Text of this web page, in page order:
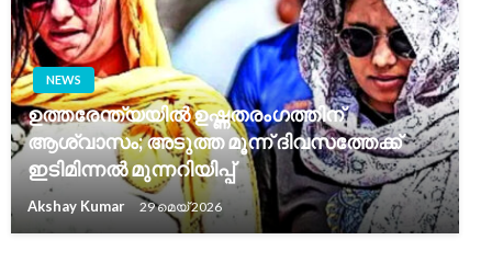
NEWS
ഉത്തരേന്ത്യയിൽ ഉഷ്ണതരംഗത്തിന്
ആശ്വാസം; അടുത്ത മൂന്ന് ദിവസത്തേക്ക്
ഇടിമിന്നൽ മുന്നറിയിപ്പ്
Akshay Kumar 29 മെയ്‌ 2026